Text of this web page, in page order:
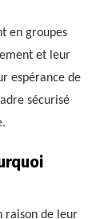
en groupes
et leur
espérance de
sécurisé
raison de leur